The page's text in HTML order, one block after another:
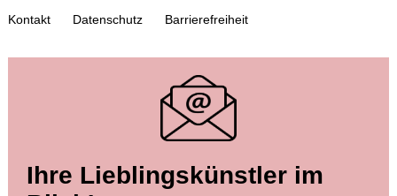
W. BLAEU
Theatrum orbis terrarum sive Atlas novus. Pars tertia, 1640
Kontakt Datenschutz Barrierefreiheit
Ihre Lieblingskünstler im